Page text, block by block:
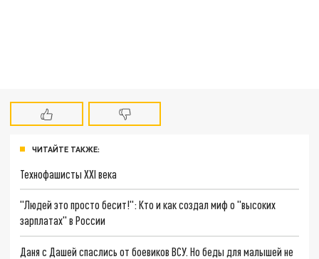
ЧИТАЙТЕ ТАКЖЕ:
Технофашисты XXI века
"Людей это просто бесит!": Кто и как создал миф о "высоких
зарплатах" в России
Даня с Дашей спаслись от боевиков ВСУ. Но беды для малышей не